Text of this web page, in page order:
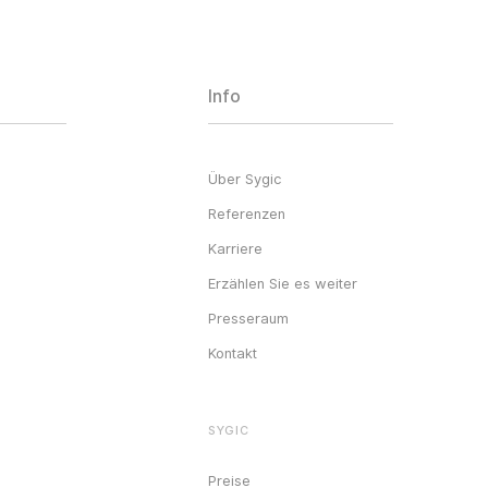
Info
Über Sygic
Referenzen
Karriere
Erzählen Sie es weiter
Presseraum
Kontakt
SYGIC
Preise